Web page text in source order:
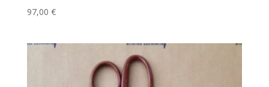
97,00 €